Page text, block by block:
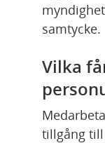
samtycke.
Vilka
tillgång